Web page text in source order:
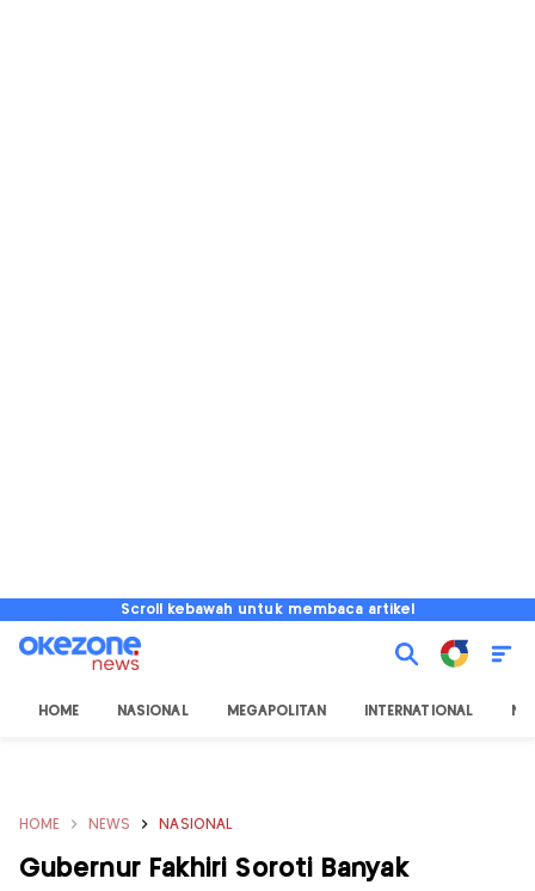
Scroll kebawah untuk membaca artikel
HOME NASIONAL MEGAPOLITAN INTERNATIONAL
HOME NEWS NASIONAL
Gubernur Fakhiri Soroti Banyak